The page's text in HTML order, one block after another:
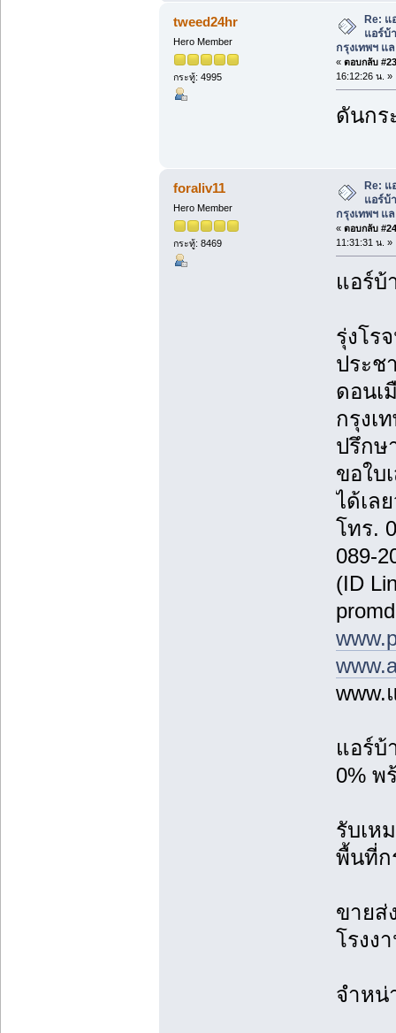
tweed24hr
Hero Member
กระทู้: 4995
Re: แ
แอร์บ้
กรุงเทพฯ
« ตอบกลับ
16:12:26 น. »
ดันก
foraliv11
Hero Member
กระทู้: 8469
Re: แ
แอร์บ้
กรุงเทพฯ
« ตอบกลับ
11:31:31 น. »
แอร์บ้
รุ่งโร
ประช
ดอนเ
กรุงเ
ปรึกษ
ขอใบ
ได้เล
โทร.
089-
(ID
www.
แอร์บ้
0% พ
รับเห
พื้นที่ก
ขายส่
โรงง
จำหน่